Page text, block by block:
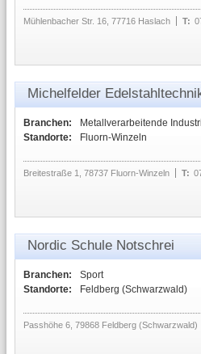
Mühlenbacher Str. 16, 77716 Haslach T:
Michelfelder
Branchen:
Metallverarbeitende
Standorte:
Fluorn-Winzeln
Breitestraße 1, 78737 Fluorn-Winzeln T:
Nordic Schule Notschrei
Branchen:
Sport
Standorte:
Feldberg (Schwarzwald)
Passhöhe 6, 79868 Feldberg (Schwarzwald)